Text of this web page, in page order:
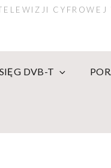
CYFROWEJ
DVB-T